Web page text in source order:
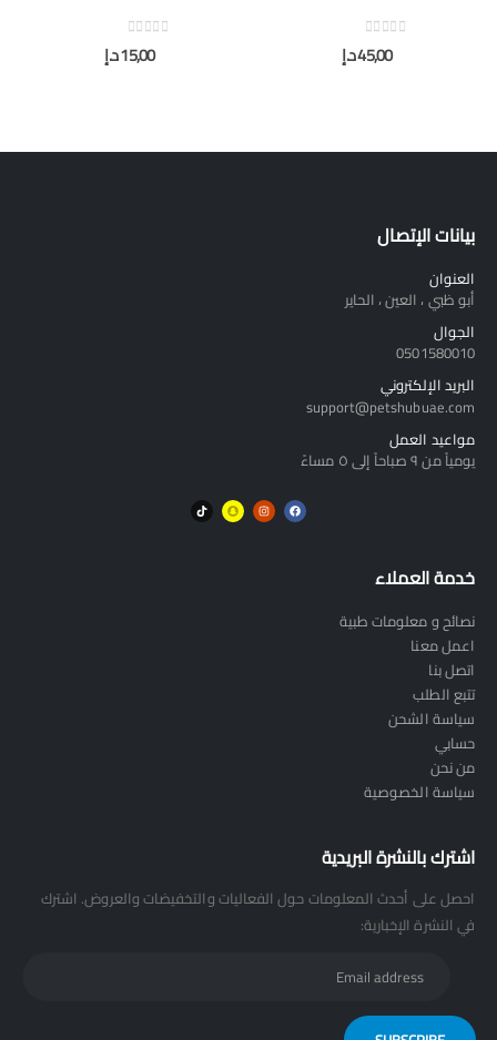
45,00د.إ 15,00د.إ
بيانات الإتصال
العنوان
أبو ظبي ، العين ، الحاير
الجوال
0501580010
البريد الإلكتروني
support@petshubuae.com
مواعيد العمل
يومياً من ٩ صباحاً إلى ٥ مساءً
خدمة العملاء
نصائح و معلومات طبية
اعمل معنا
اتصل بنا
تتبع الطلب
سياسة الشحن
حسابي
من نحن
سياسة الخصوصية
اشترك بالنشرة البريدية
احصل على أحدث المعلومات حول الفعاليات والتخفيضات والعروض. اشترك
في النشرة الإخبارية: